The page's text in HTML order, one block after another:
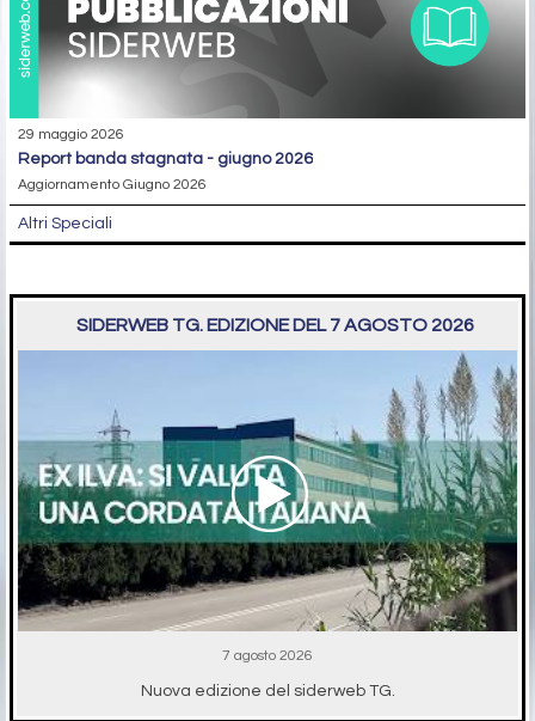
29 maggio 2026
report banda stagnata - giugno 2026
Aggiornamento Giugno 2026
Altri Speciali
SIDERWEB TG. EDIZIONE DEL 7 AGOSTO 2026
7 agosto 2026
Nuova edizione del siderweb TG.